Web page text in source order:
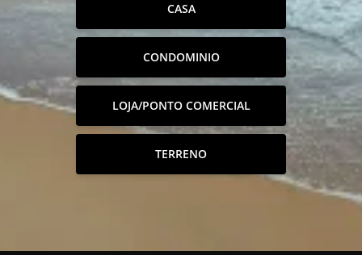
CASA
CONDOMINIO
LOJA/PONTO COMERCIAL
TERRENO